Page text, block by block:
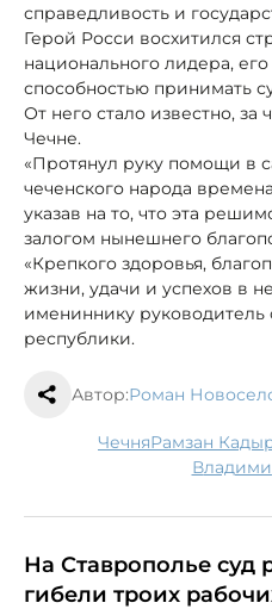
справедливость и
Герой Росси восхитился
национального лидера,
способностью принимать
От него стало известно, за
Чечне.
«Протянул руку помощи в
чеченского народа
указав на то, что эта
залогом нынешнего
«Крепкого здоровья,
жизни, удачи и успехов в
имениннику руководитель
республики.
Автор:Роман
Чечня Рамзан
На Ставрополье суд
гибели троих